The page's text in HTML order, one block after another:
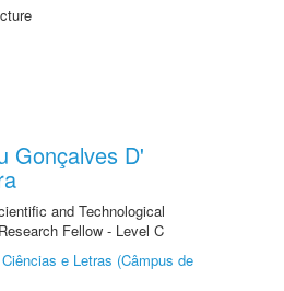
Gonçalves D'
and Technological
Fellow - Level C
e Letras (Câmpus de